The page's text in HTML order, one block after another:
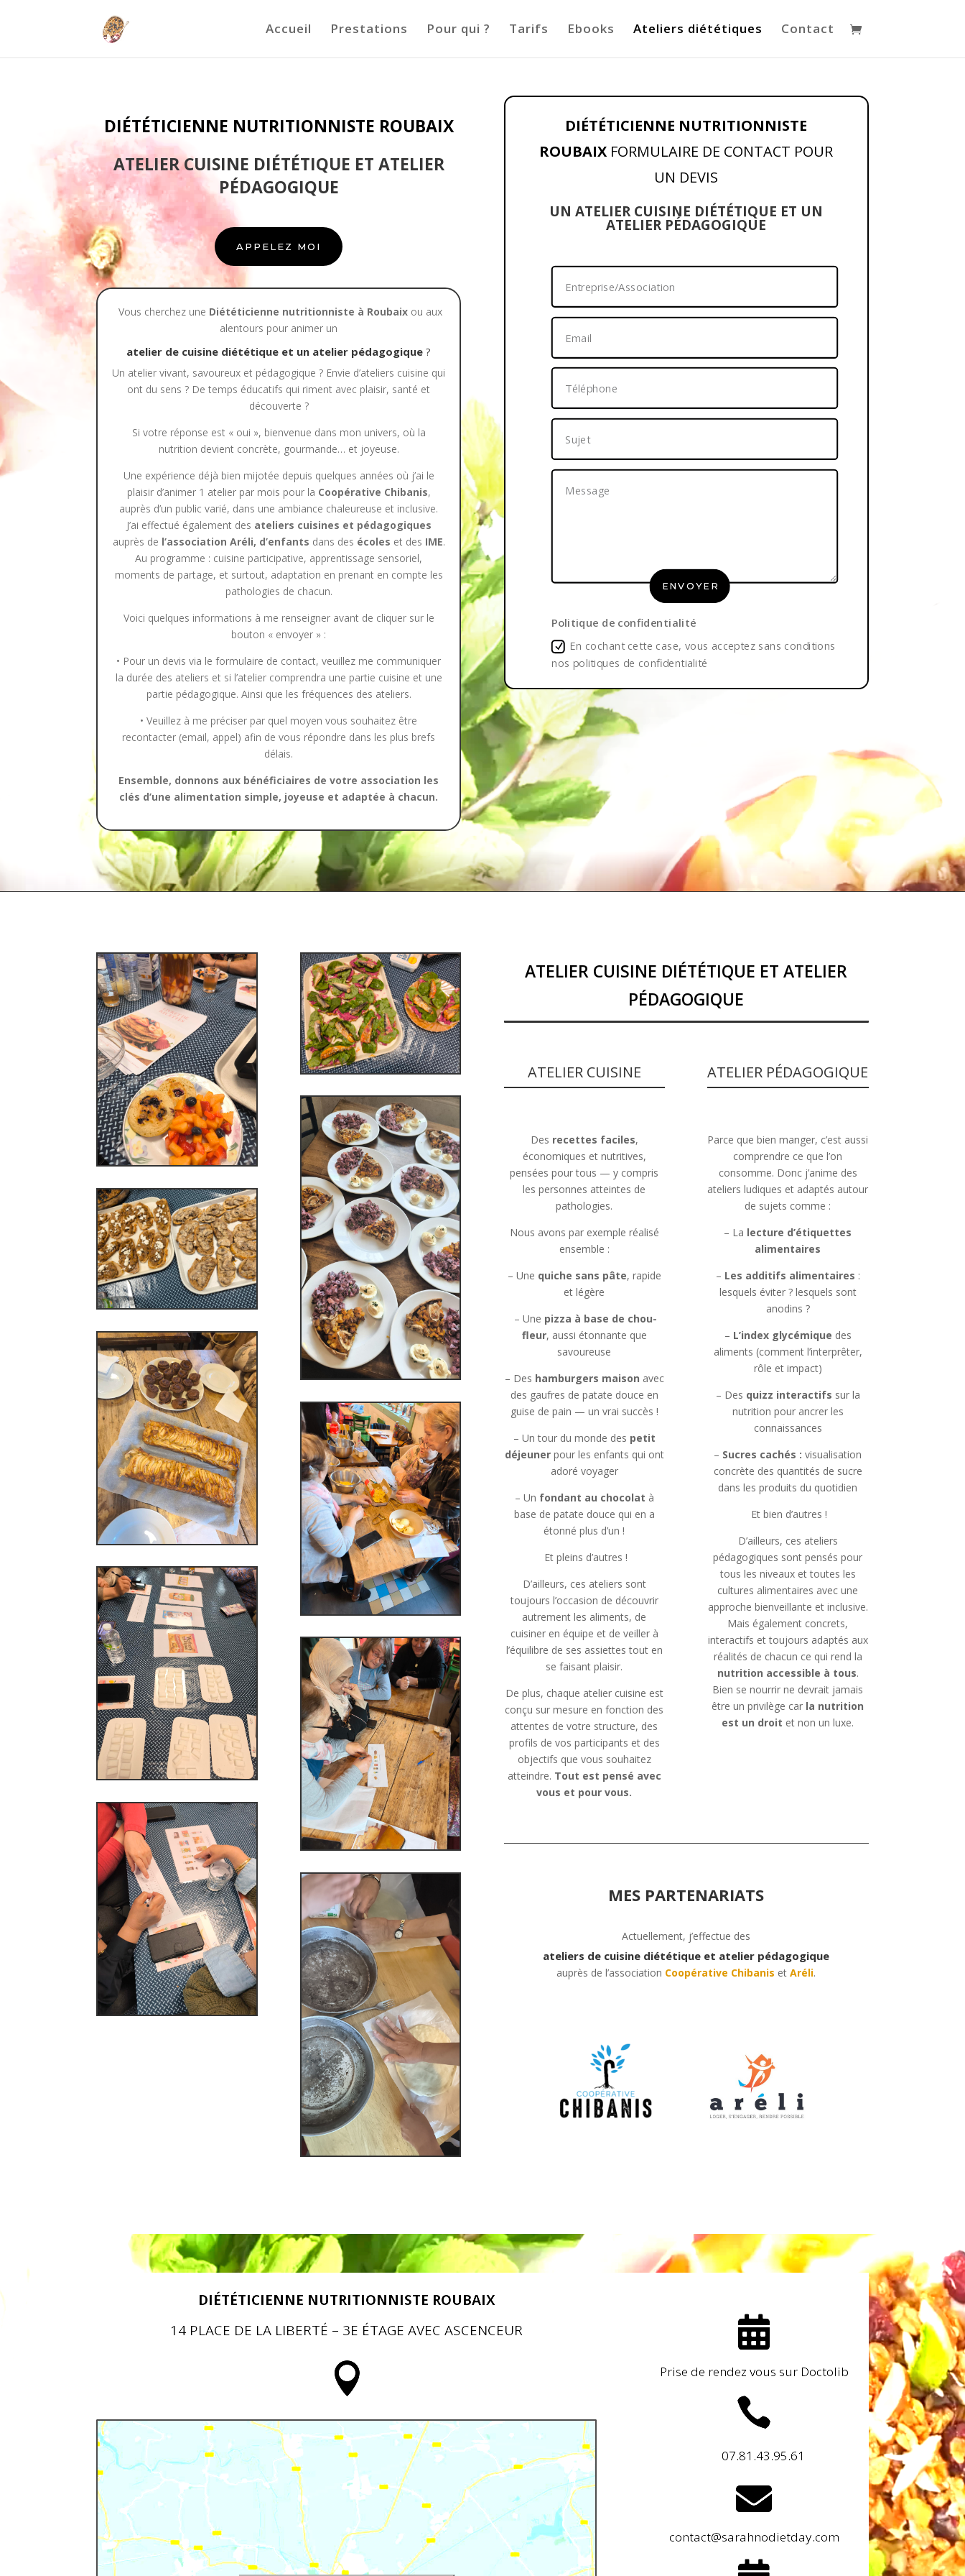
Accueil Prestations Pour qui ? Tarifs Ebooks Ateliers diététiques Contact
DIÉTÉTICIENNE NUTRITIONNISTE ROUBAIX
ATELIER CUISINE DIÉTÉTIQUE ET ATELIER
PÉDAGOGIQUE
APPELEZ MOI
Vous cherchez une Diététicienne nutritionniste à Roubaixou aux
alentours pour animer un
atelier de cuisine diététique et un atelier pédagogique ?
Un atelier vivant, savoureux et pédagogique ? Envie d’ateliers cuisine qui
ont du sens ? De temps éducatifs qui riment avec plaisir, santé et
découverte ?
Si votre réponse est « oui », bienvenue dans mon univers, où la
nutrition devient concrète, gourmande… et joyeuse.
Une expérience déjà bien mijotée depuis quelques années où j’ai le
plaisir d’animer 1 atelier par mois pour la Coopérative Chibanis,
auprès d’un public varié, dans une ambiance chaleureuse et inclusive.
J’ai effectué également des ateliers cuisines et pédagogiques
auprès de l’association Aréli, d’enfants dans des écoles et des IME.
Au programme : cuisine participative, apprentissage sensoriel,
moments de partage, et surtout, adaptation en prenant en compte les
pathologies de chacun.
Voici quelques informations à me renseigner avant de cliquer sur le
bouton « envoyer » :
• Pour un devis via le formulaire de contact, veuillez me communiquer
la durée des ateliers et si l’atelier comprendra une partie cuisine et une
partie pédagogique. Ainsi que les fréquences des ateliers.
• Veuillez à me préciser par quel moyen vous souhaitez être
recontacter (email, appel) afin de vous répondre dans les plus brefs
délais.
Ensemble, donnons aux bénéficiaires de votre association les
clés d’une alimentation simple, joyeuse et adaptée à chacun.
DIÉTÉTICIENNE NUTRITIONNISTE
ROUBAIX FORMULAIRE DE CONTACT POUR
UN DEVIS
UN ATELIER CUISINE DIÉTÉTIQUE ET UN
ATELIER PÉDAGOGIQUE
Politique de confidentialité
En cochant cette case, vous acceptez sans conditions
nos politiques de confidentialité
ENVOYER
ATELIER CUISINE DIÉTÉTIQUE ET ATELIER
PÉDAGOGIQUE
ATELIER CUISINE ATELIER PÉDAGOGIQUE
Des recettes faciles,
économiques et nutritives,
pensées pour tous — y compris
les personnes atteintes de
pathologies.
Nous avons par exemple réalisé
ensemble :
– Une quiche sans pâte, rapide
et légère
– Une pizza à base de chou-
fleur, aussi étonnante que
savoureuse
– Des hamburgers maison avec
des gaufres de patate douce en
guise de pain — un vrai succès !
– Un tour du monde des petit
déjeuner pour les enfants qui ont
adoré voyager
– Un fondant au chocolat à
base de patate douce qui en a
étonné plus d’un !
Et pleins d’autres !
D’ailleurs, ces ateliers sont
toujours l’occasion de découvrir
autrement les aliments, de
cuisiner en équipe et de veiller à
l’équilibre de ses assiettes tout en
se faisant plaisir.
De plus, chaque atelier cuisine est
conçu sur mesure en fonction des
attentes de votre structure, des
profils de vos participants et des
objectifs que vous souhaitez
atteindre. Tout est pensé avec
vous et pour vous.
Parce que bien manger, c’est aussi
comprendre ce que l’on
consomme. Donc j’anime des
ateliers ludiques et adaptés autour
de sujets comme :
– La lecture d’étiquettes
alimentaires
– Les additifs alimentaires :
lesquels éviter ? lesquels sont
anodins ?
– L’index glycémique des
aliments (comment l’interprêter,
rôle et impact)
– Des quizz interactifs sur la
nutrition pour ancrer les
connaissances
– Sucres cachés :visualisation
concrète des quantités de sucre
dans les produits du quotidien
Et bien d’autres !
D’ailleurs, ces ateliers
pédagogiques sont pensés pour
tous les niveaux et toutes les
cultures alimentaires avec une
approche bienveillante et inclusive.
Mais également concrets,
interactifs et toujours adaptés aux
réalités de chacun ce qui rend la
nutrition accessible à tous.
Bien se nourrir ne devrait jamais
être un privilège car la nutrition
est un droit et non un luxe.
MES PARTENARIATS
Actuellement, j’effectue des
ateliers de cuisine diététique et atelier pédagogique
auprès de l’association Coopérative Chibanis etAréli.
DIÉTÉTICIENNE NUTRITIONNISTE ROUBAIX
14 PLACE DE LA LIBERTÉ – 3E ÉTAGE AVEC ASCENCEUR


Prise de rendez vous sur Doctolib

07.81.43.95.61

contact@sarahnodietday.com